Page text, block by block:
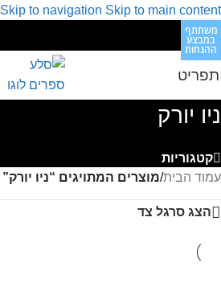
Skip to navigation Skip to main content
תפריט
ניו יורק
קטגוריות
עמוד הבית/מוצרים המתויגים “ניו יורק”
הצג סרגל צד
משתתף
במבצע
ההנחות